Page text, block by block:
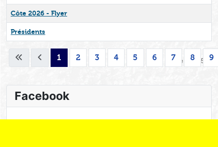
Côte 2026 - Flyer
Présidents
Page 1 sur 53
1 2 3 4 5 6 7 8 9
Facebook